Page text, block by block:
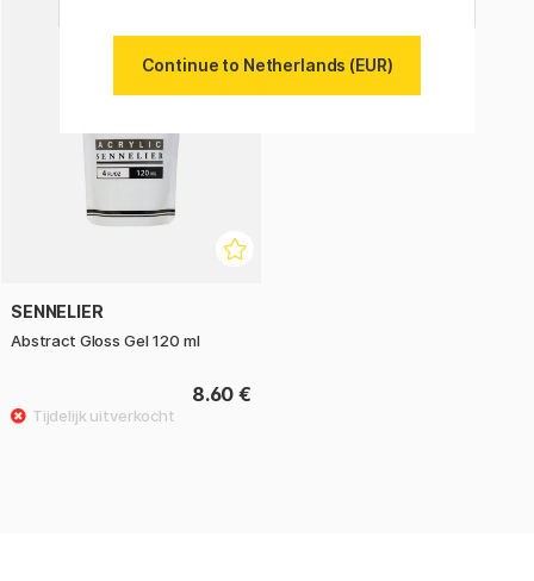
SENNELIER
Abstract Gloss Gel 120 ml
8.60 €
Continue to Netherlands (EUR)